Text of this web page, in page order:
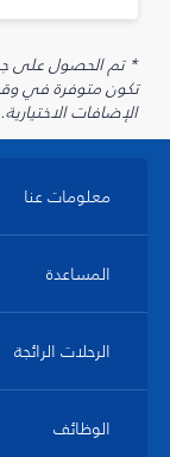
تكون متوفرة في
الإضافات الاختيارية.
معلومات عنا
المساعدة
الرحلات الرائجة
الوظائف